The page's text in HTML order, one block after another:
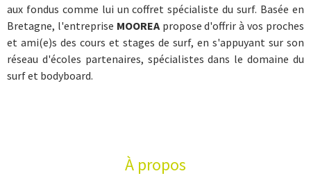
aux fondus comme lui un coffret spécialiste du surf. Basée en
Bretagne, l'entreprise MOOREApropose d'offrir à vos proches
et ami(e)s des cours et stages de surf, en s'appuyant sur son
réseau d'écoles partenaires, spécialistes dans le domaine du
surf et bodyboard.
À propos